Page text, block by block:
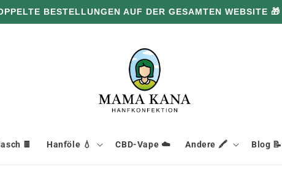
BESTELLUNGEN AUF DER GESAMTEN WEBSITE 🎁
🍫 Hanföle 💧 CBD-Vape ☁️ Andere 🖍️ Blog 📝